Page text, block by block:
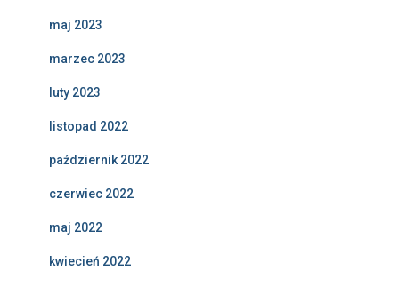
maj 2023
marzec 2023
luty 2023
listopad 2022
październik 2022
czerwiec 2022
maj 2022
kwiecień 2022